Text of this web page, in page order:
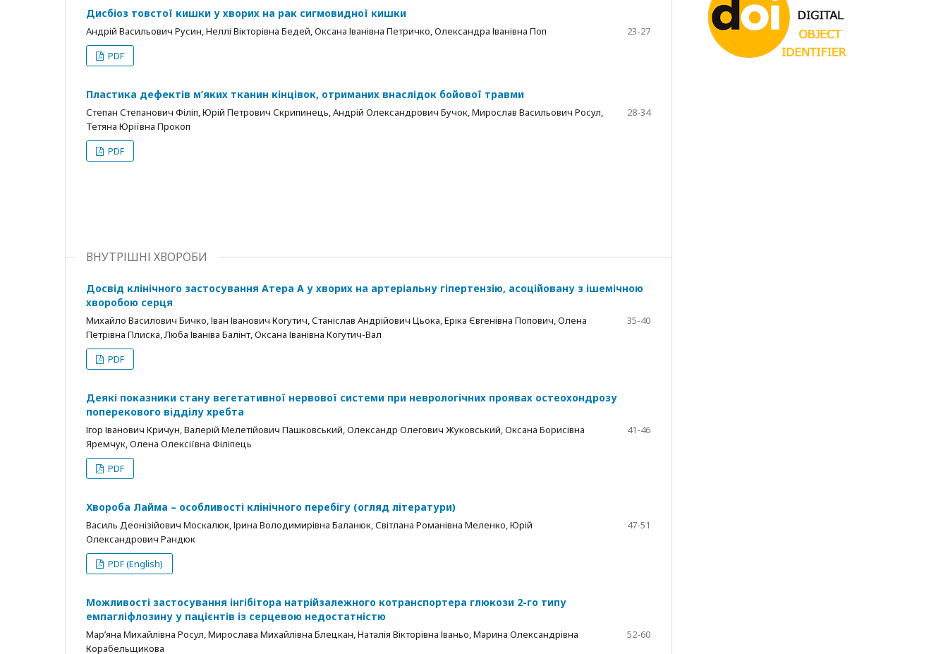
Дисбіоз товстої кишки у хворих на рак сигмовидної кишки
Андрій Васильович Русин, Неллі Вікторівна Бедей, Оксана Іванівна Петричко, Олександра Іванівна Поп
23-27
PDF
Пластика дефектів м’яких тканин кінцівок, отриманих внаслідок бойової травми
Степан Степанович Філіп, Юрій Петрович Скрипинець, Андрій Олександрович Бучок, Мирослав Васильович Росул,
Тетяна Юріївна Прокоп
28-34
PDF
ВНУТРІШНІ ХВОРОБИ
Досвід клінічного застосування Атера А у хворих на артеріальну гіпертензію, асоційовану з ішемічною
хворобою серця
Михайло Василович Бичко, Іван Іванович Когутич, Станіслав Андрійович Цьока, Еріка Євгенівна Попович, Олена
Петрівна Плиска, Люба Іваніва Балінт, Оксана Іванівна Когутич-Вал
35-40
PDF
Деякі показники стану вегетативної нервової системи при неврологічних проявах остеохондрозу
поперекового відділу хребта
Ігор Іванович Кричун, Валерій Мелетійович Пашковський, Олександр Олегович Жуковський, Оксана Борисівна
Яремчук, Олена Олексіївна Філіпець
41-46
PDF
Хвороба Лайма – особливості клінічного перебігу (огляд літератури)
Василь Деонізійович Москалюк, Ірина Володимирівна Баланюк, Світлана Романівна Меленко, Юрій
Олександрович Рандюк
47-51
PDF (English)
Можливості застосування інгібітора натрійзалежного котранспортера глюкози 2-го типу
емпагліфлозину у пацієнтів із серцевою недостатністю
Мар’яна Михайлівна Росул, Мирослава Михайлівна Блецкан, Наталія Вікторівна Іваньо, Марина Олександрівна
Корабельщикова
52-60